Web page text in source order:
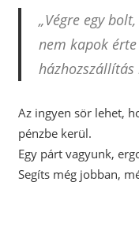
„Végre egy
nem kapok
Az ingyen sör lehet,
pénzbe kerül.
Egy párt vagyunk,
Segíts még jobban,